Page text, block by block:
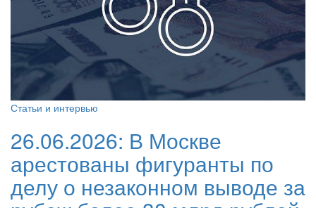
Статьи и интервью
26.06.2026: В Москве
арестованы фигуранты по
делу о незаконном выводе за